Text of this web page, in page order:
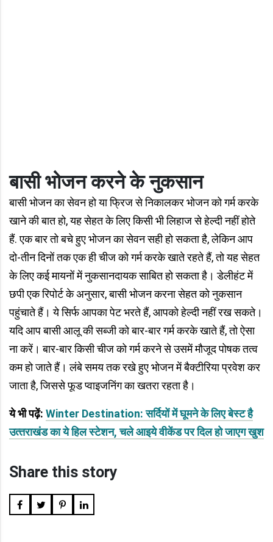
बासी भोजन करने के नुकसान
बासी भोजन का सेवन हो या फ्रिज से निकालकर भोजन को गर्म करके
खाने की बात हो, यह सेहत के लिए किसी भी लिहाज से हेल्दी नहीं होते
हैं. एक बार तो बचे हुए भोजन का सेवन सही हो सकता है, लेकिन आप
दो-तीन दिनों तक एक ही चीज को गर्म करके खाते रहते हैं, तो यह सेहत
के लिए कई मायनों में नुकसानदायक साबित हो सकता है। डेलीहंट में
छपी एक रिपोर्ट के अनुसार, बासी भोजन करना सेहत को नुकसान
पहुंचाते हैं। ये सिर्फ आपका पेट भरते हैं, आपको हेल्दी नहीं रख सकते।
यदि आप बासी आलू की सब्जी को बार-बार गर्म करके खाते हैं, तो ऐसा
ना करें। बार-बार किसी चीज को गर्म करने से उसमें मौजूद पोषक तत्व
कम हो जाते हैं। लंबे समय तक रखे हुए भोजन में बैक्टीरिया प्रवेश कर
जाता है, जिससे फूड प्वाइजनिंग का खतरा रहता है।
ये भी पढ़ें: Winter Destination: सर्दियों में घूमने के लिए बेस्‍ट है
उत्‍तराखंड का ये हिल स्‍टेशन, चले आइये वीकेंड पर दिल हो जाएग खुश
Share this story